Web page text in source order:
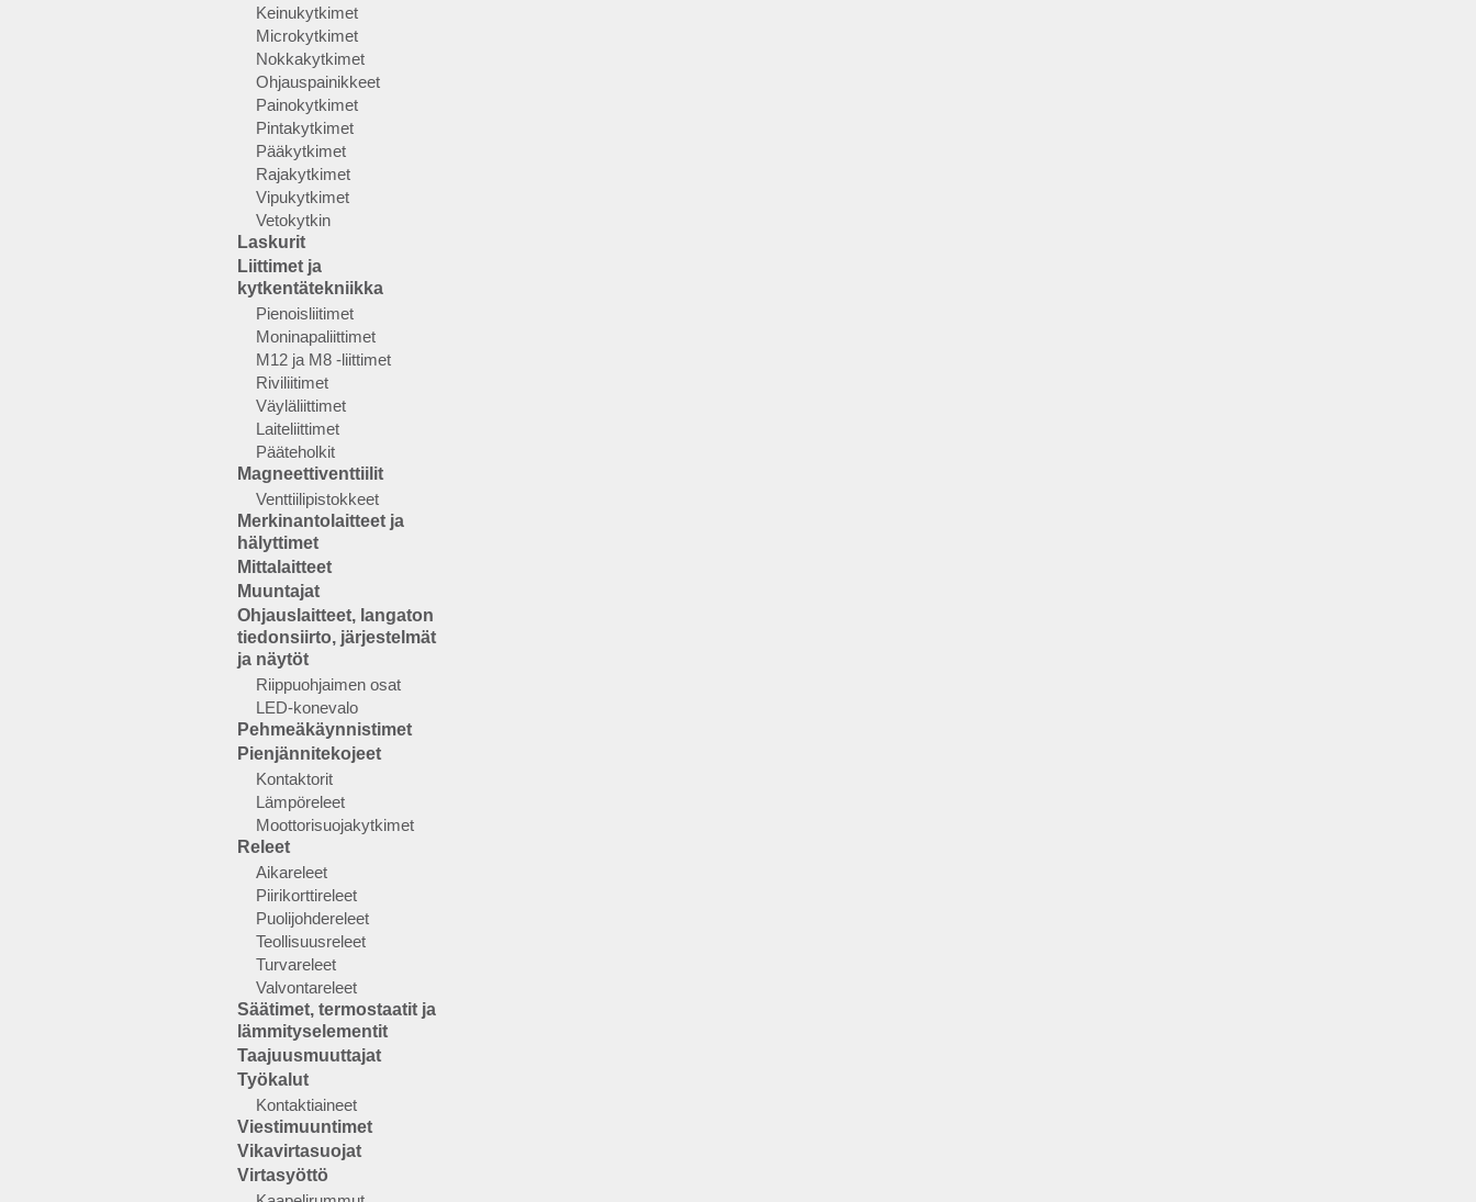
Keinukytkimet
Microkytkimet
Nokkakytkimet
Ohjauspainikkeet
Painokytkimet
Pintakytkimet
Pääkytkimet
Rajakytkimet
Vipukytkimet
Vetokytkin
Laskurit
Liittimet ja
kytkentätekniikka
Pienoisliitimet
Moninapaliittimet
M12 ja M8 -liittimet
Riviliitimet
Väyläliittimet
Laiteliittimet
Pääteholkit
Magneettiventtiilit
Venttiilipistokkeet
Merkinantolaitteet ja
hälyttimet
Mittalaitteet
Muuntajat
Ohjauslaitteet, langaton
tiedonsiirto, järjestelmät
ja näytöt
Riippuohjaimen osat
LED-konevalo
Pehmeäkäynnistimet
Pienjännitekojeet
Kontaktorit
Lämpöreleet
Moottorisuojakytkimet
Releet
Aikareleet
Piirikorttireleet
Puolijohdereleet
Teollisuusreleet
Turvareleet
Valvontareleet
Säätimet, termostaatit ja
lämmityselementit
Taajuusmuuttajat
Työkalut
Kontaktiaineet
Viestimuuntimet
Vikavirtasuojat
Virtasyöttö